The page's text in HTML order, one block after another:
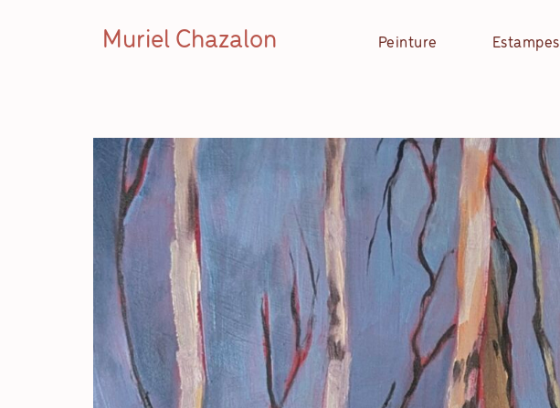
Muriel Chazalon Peinture Estampes